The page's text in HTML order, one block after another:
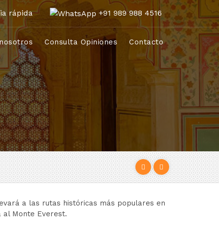
rápida +91 989 988 4516
Consulta Opiniones Contacto
a las rutas históricas más populares en
al Monte Everest.